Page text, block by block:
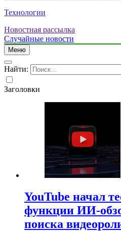
Технологии
Новостная рассылка
Случайные новости
Меню
Найти:
Заголовки
YouTube начал
функции ИИ-
поиска